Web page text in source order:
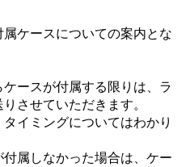
ケースについての案内とな
ースが付属する限りは、ラ
させていただきます。
イミングについてはわかり
属しなかった場合は、ケー